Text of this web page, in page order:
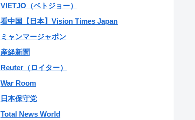
VIETJO（ベトジョー）
看中国【日本】Vision Times Japan
ミャンマージャポン
産経新聞
Reuter（ロイター）
War Room
日本保守党
Total News World